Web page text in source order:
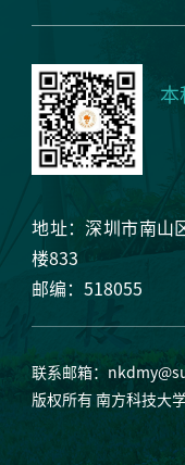
本
地址：深圳市南山
楼833
邮编：518055
联系邮箱：
版权所有 南方科技大